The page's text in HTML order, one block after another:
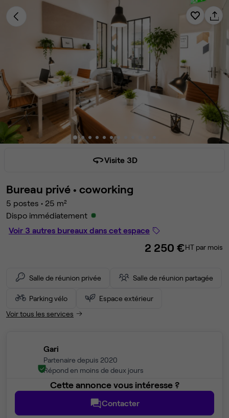
Visite 3D
Bureau privé • coworking
5 postes • 25 m²
Dispo immédiatement
Voir 3 autres bureaux dans cet espace
2 250 €HT par mois
Salle de réunion privée Salle de réunion partagée
Parking vélo
Espace extérieur
Voir tous les services
Gari
Partenaire depuis 2020
Répond en moins de deux jours
Cette annonce vous intéresse ?
Contacter